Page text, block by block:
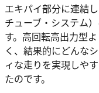
エキパイ部分に連結
チューブ・システム
す。高回転高出力型
く、結果的にどんな
ィな走りを実現しや
たのです。